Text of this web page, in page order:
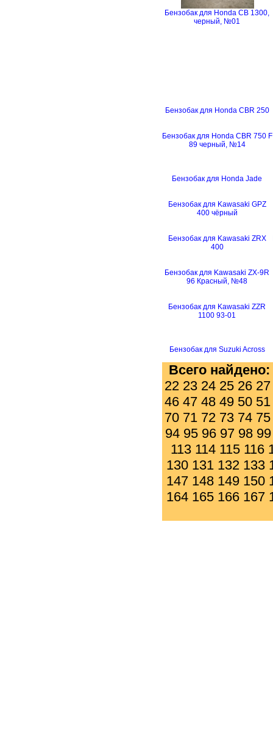
Бензобак для Honda CB 1300,
черный, №01
Бензобак для Honda CBR 250
Бензобак для Honda CBR 750 F
89 черный, №14
Бензобак для Honda Jade
Бензобак для Kawasaki GPZ
400 чёрный
Бензобак для Kawasaki ZRX
400
Бензобак для Kawasaki ZX-9R
96 Красный, №48
Бензобак для Kawasaki ZZR
1100 93-01
Бензобак для Suzuki Across
Всего найдено:
22 23 24 25 26 27
46 47 48 49 50 51
70 71 72 73 74 75
94 95 96 97 98 99
113 114 115 116
130 131 132 133
147 148 149 150
164 165 166 167